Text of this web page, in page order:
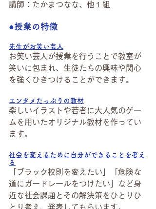
講師：たかまつなな、他１組
●授業の特徴
先生がお笑い芸人
お笑い芸人が授業を行うことで教室が
笑いに包まれ、生徒たちの興味や関心
を強くひきつけることができます。
エンタメたっぷりの教材
楽しいイラストや若者に大人気のゲー
ムを用いたオリジナル教材を作ってい
ます。
社会を変えるために自分ができることを考え
る
「ブラック校則を変えたい」「危険な
道にガードレールをつけたい」など身
近な社会課題とその解決策をひとりひ
とり考え、発表してもらいます。